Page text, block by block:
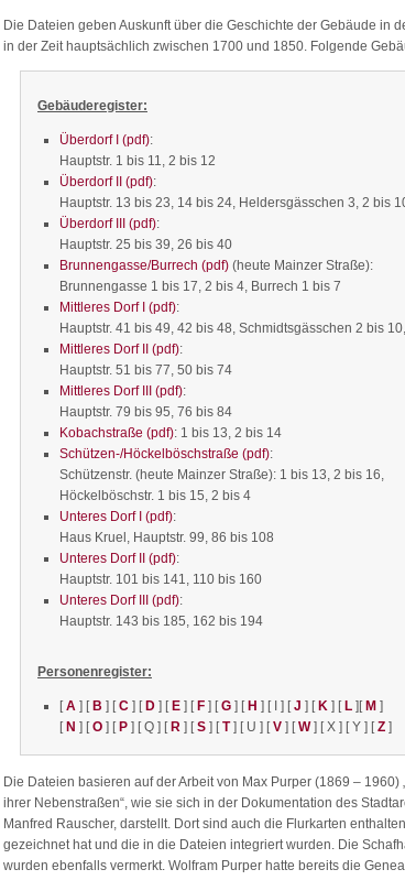
Die Dateien geben Auskunft über die Geschichte der Gebäude in
in der Zeit hauptsächlich zwischen 1700 und 1850. Folgende
Gebäuderegister:
Überdorf I (pdf):
Hauptstr. 1 bis 11, 2 bis 12
Überdorf II (pdf):
Hauptstr. 13 bis 23, 14 bis 24, Heldersgässchen 3, 2 bis
Überdorf III (pdf):
Hauptstr. 25 bis 39, 26 bis 40
Brunnengasse/Burrech (pdf) (heute Mainzer Straße):
Brunnengasse 1 bis 17, 2 bis 4, Burrech 1 bis 7
Mittleres Dorf I (pdf):
Hauptstr. 41 bis 49, 42 bis 48, Schmidtsgässchen 2 bis
Mittleres Dorf II (pdf):
Hauptstr. 51 bis 77, 50 bis 74
Mittleres Dorf III (pdf):
Hauptstr. 79 bis 95, 76 bis 84
Kobachstraße (pdf): 1 bis 13, 2 bis 14
Schützen-/Höckelböschstraße (pdf):
Schützenstr. (heute Mainzer Straße): 1 bis 13, 2 bis 16,
Höckelböschstr. 1 bis 15, 2 bis 4
Unteres Dorf I (pdf):
Haus Kruel, Hauptstr. 99, 86 bis 108
Unteres Dorf II (pdf):
Hauptstr. 101 bis 141, 110 bis 160
Unteres Dorf III (pdf):
Hauptstr. 143 bis 185, 162 bis 194
Personenregister:
[A ] [ B ] [C ] [ D ] [ E ] [ F ] [G ] [ H ] [ I ] [J ] [ K ] [ L ][ M ]
[ N ] [O ] [ P ] [ Q ] [ R ] [S ] [T] [ U ] [V ] [W ] [ X ] [ Y ] [Z ]
Die Dateien basieren auf der Arbeit von Max Purper (1869 –
ihrer Nebenstraßen“, wie sie sich in der Dokumentation des
Manfred Rauscher, darstellt. Dort sind auch die Flurkarten
gezeichnet hat und die in die Dateien integriert wurden. Die
wurden ebenfalls vermerkt. Wolfram Purper hatte bereits die